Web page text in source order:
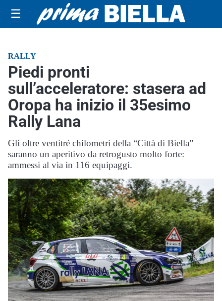
☰
RALLY
Piedi pronti
sull’acceleratore: stasera ad
Oropa ha inizio il 35esimo
Rally Lana
Gli oltre ventitré chilometri della “Città di Biella”
saranno un aperitivo da retrogusto molto forte:
ammessi al via in 116 equipaggi.